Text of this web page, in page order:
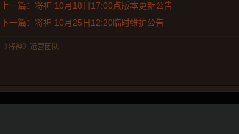
上一篇：将神 10月18日17:00点版本更新公告
下一篇：将神 10月25日12:20临时维护公告
《将神》运营团队